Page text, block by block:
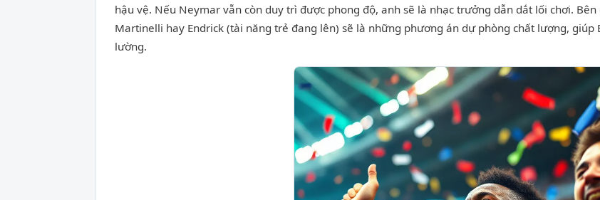
hậu vệ. Nếu Neymar vẫn còn duy trì được phong độ, anh sẽ là nhạc trưởng dẫn dắt lối chơi.
Martinelli hay Endrick (tài năng trẻ đang lên) sẽ là những phương án dự phòng chất lượng,
lường.